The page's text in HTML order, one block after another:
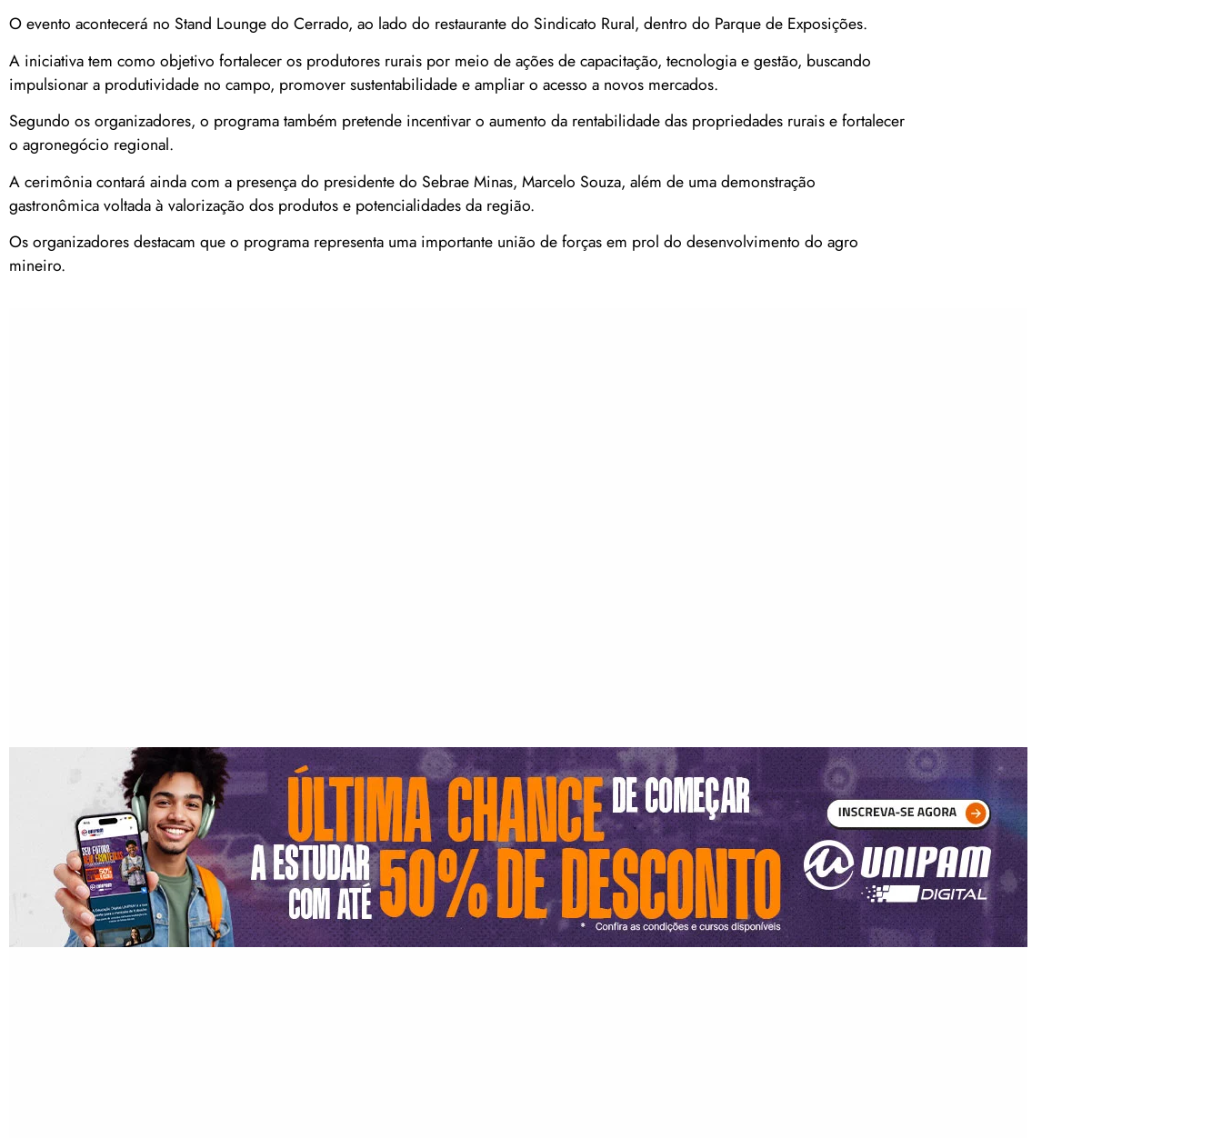
O evento acontecerá no Stand Lounge do Cerrado, ao lado do restaurante do Sindicato Rural, dentro do Parque de Exposições.
A iniciativa tem como objetivo fortalecer os produtores rurais por meio de ações de capacitação, tecnologia e gestão, buscando
impulsionar a produtividade no campo, promover sustentabilidade e ampliar o acesso a novos mercados.
Segundo os organizadores, o programa também pretende incentivar o aumento da rentabilidade das propriedades rurais e fortalecer
o agronegócio regional.
A cerimônia contará ainda com a presença do presidente do Sebrae Minas, Marcelo Souza, além de uma demonstração
gastronômica voltada à valorização dos produtos e potencialidades da região.
Os organizadores destacam que o programa representa uma importante união de forças em prol do desenvolvimento do agro
mineiro.